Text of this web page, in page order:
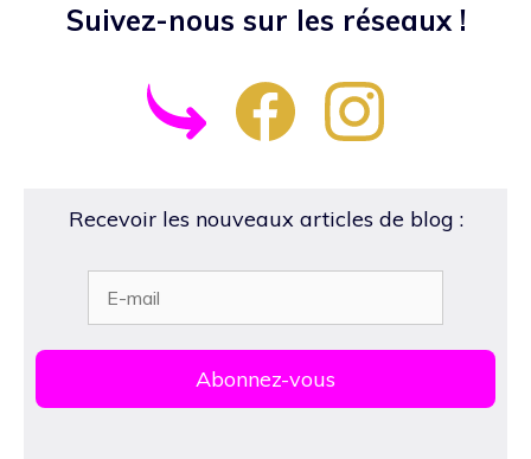
Suivez-nous sur les réseaux !
Recevoir les nouveaux articles de blog :